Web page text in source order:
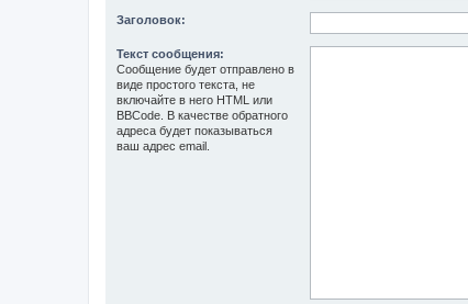
Заголовок:
Текст сообщения:
Сообщение будет отправлено в
виде простого текста, не
включайте в него HTML или
BBCode. В качестве обратного
адреса будет показываться
ваш адрес email.